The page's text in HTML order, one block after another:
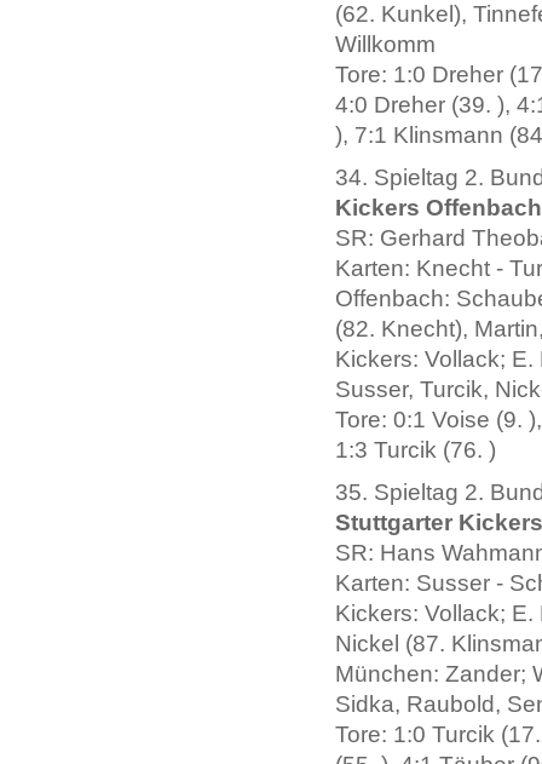
(62. Kunkel),
Willkomm
Tore: 1:0 Dreher
4:0 Dreher (39. ),
), 7:1 Klinsmann
34. Spieltag 2.
Kickers
SR: Gerhard
Karten: Knecht -
Offenbach:
(82. Knecht),
Kickers: Vollack;
Susser, Turcik,
Tore: 0:1 Voise (9.
1:3 Turcik (76. )
35. Spieltag 2.
Stuttgarter
SR: Hans
Karten: Susser -
Kickers: Vollack;
Nickel (87.
München: Zander;
Sidka, Raubold,
Tore: 1:0 Turcik